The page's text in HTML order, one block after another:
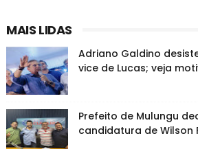
MAIS LIDAS
Adriano Galdino
vice de Lucas; veja
Prefeito de Mulungu
candidatura de Wilson